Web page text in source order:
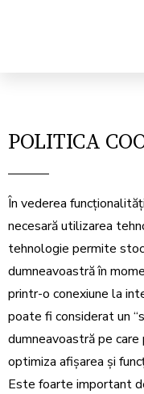
POLITICA
În vederea
necesară utilizarea
tehnologie permite
dumneavoastră în
printr-o conexiune la
poate fi considerat un
dumneavoastră pe
optimiza afișarea și
Este foarte important